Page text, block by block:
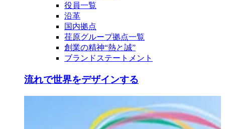
役員一覧
沿革
国内拠点
荏原グループ拠点一覧
創業の精神“熱と誠”
ブランドステートメント
流れで世界をデザインする